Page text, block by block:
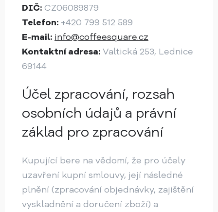
DIČ: CZ06089879
Telefon: +420 799 512 589
E-mail: info@coffeesquare.cz
Kontaktní adresa: Valtická 253, Lednice
69144
Účel zpracování, rozsah
osobních údajů a právní
základ pro zpracování
Kupující bere na vědomí, že pro účely
uzavření kupní smlouvy, její následné
plnění (zpracování objednávky, zajištění
vyskladnění a doručení zboží) a